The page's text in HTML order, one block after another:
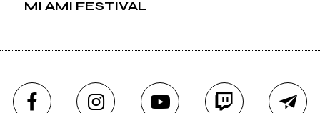
MI AMI FESTIVAL